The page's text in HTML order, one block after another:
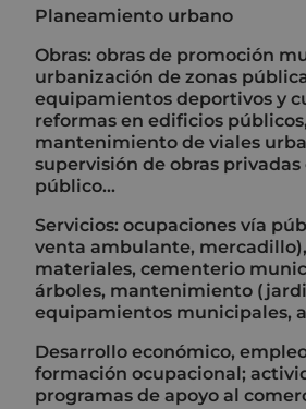
Planeamiento urbano
Obras: obras de promoción
urbanización de zonas
equipamientos deportivos y
reformas en edificios públicos,
mantenimiento de viales
supervisión de obras
público...
Servicios: ocupaciones vía
venta ambulante,
materiales, cementerio
árboles, mantenimiento
equipamientos municipales,
Desarrollo económico,
formación ocupacional;
programas de apoyo al